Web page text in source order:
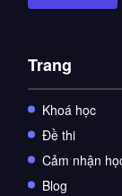
Trang
Khoá học
Đề thi
Cảm nhận
Blog